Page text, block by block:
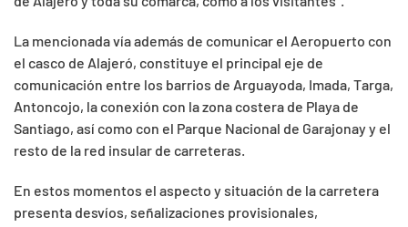
La mencionada vía además de comunicar el Aeropuerto con
el casco de Alajeró, constituye el principal eje de
comunicación entre los barrios de Arguayoda, Imada, Targa,
Antoncojo, la conexión con la zona costera de Playa de
Santiago, así como con el Parque Nacional de Garajonay y el
resto de la red insular de carreteras.
En estos momentos el aspecto y situación de la carretera
presenta desvíos, señalizaciones provisionales,